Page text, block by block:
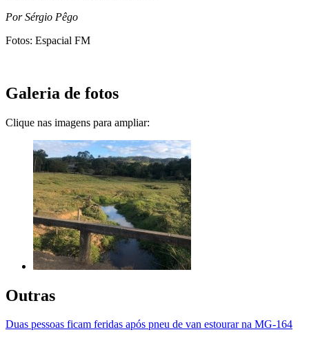
Por Sérgio Pêgo
Fotos: Espacial FM
Galeria de fotos
Clique nas imagens para ampliar:
Outras
Duas pessoas ficam feridas após pneu de van estourar na MG-164